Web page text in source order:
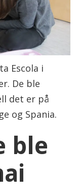
Escola i
De ble
det er på
og Spania.
ble